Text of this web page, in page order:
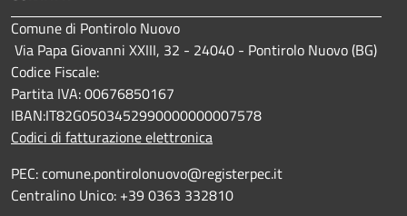
Comune di Pontirolo Nuovo
Via Papa Giovanni XXIII, 32 - 24040 - Pontirolo Nuovo (BG)
Codice Fiscale:
Partita IVA: 00676850167
IBAN:IT82G0503452990000000007578
Codici di fatturazione elettronica
PEC: comune.pontirolonuovo@registerpec.it
Centralino Unico: +39 0363 332810